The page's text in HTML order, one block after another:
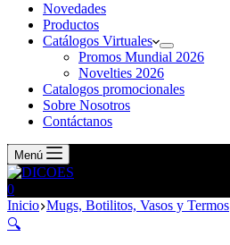
Novedades
Productos
Catálogos Virtuales
Promos Mundial 2026
Novelties 2026
Catalogos promocionales
Sobre Nosotros
Contáctanos
Menú
0
Inicio Mugs, Botilitos, Vasos y Termos
🔍